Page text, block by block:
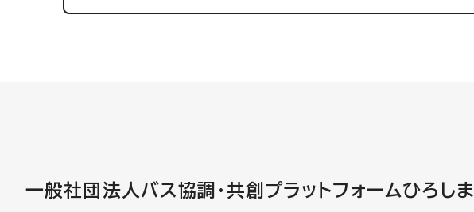
一般社団法人バス協調・共創プラットフォームひろしま